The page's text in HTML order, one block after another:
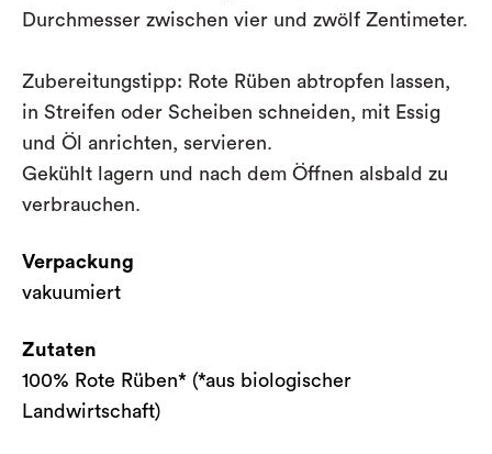
Durchmesser zwischen vier und zwölf Zentimeter.
Zubereitungstipp: Rote Rüben abtropfen lassen,
in Streifen oder Scheiben schneiden, mit Essig
und Öl anrichten, servieren.
Gekühlt lagern und nach dem Öffnen alsbald zu
verbrauchen.
Verpackung
vakuumiert
Zutaten
100% Rote Rüben* (*aus biologischer
Landwirtschaft)